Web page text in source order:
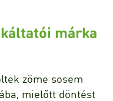
márka
zöme sosem
mielőtt döntést